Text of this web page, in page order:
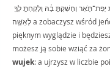
יְפַת־תֹּ֑אַר וְחָשַׁקְתָּ֣ בָ֔הּ וְלָקַחְתָּ֥ לְךָ֖
לְאִשָּֽׁה a zobaczysz wśród jeńców kobietę o
pięknym wyglądzie i
możesz ją sobie wziąć za
wujek: a ujrzysz w liczbie